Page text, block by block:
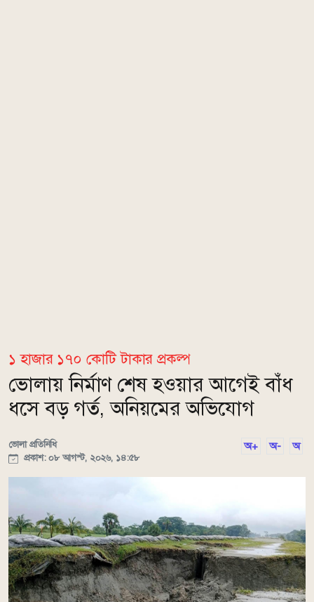
১ হাজার ১৭০ কোটি টাকার প্রকল্প
ভোলায় নির্মাণ শেষ হওয়ার আগেই বাঁধ
ধসে বড় গর্ত, অনিয়মের অভিযোগ
ভোলা প্রতিনিধি
প্রকাশ: ০৮ আগস্ট, ২০২৬, ১৪:৫৮
অ+ অ- অ